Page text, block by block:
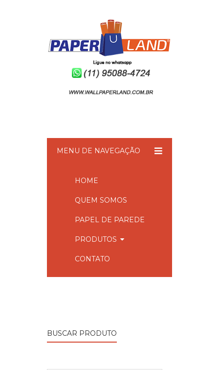
MENU DE NAVEGAÇÃO
HOME
QUEM SOMOS
PAPEL DE PAREDE
PRODUTOS
CONTATO
BUSCAR PRODUTO